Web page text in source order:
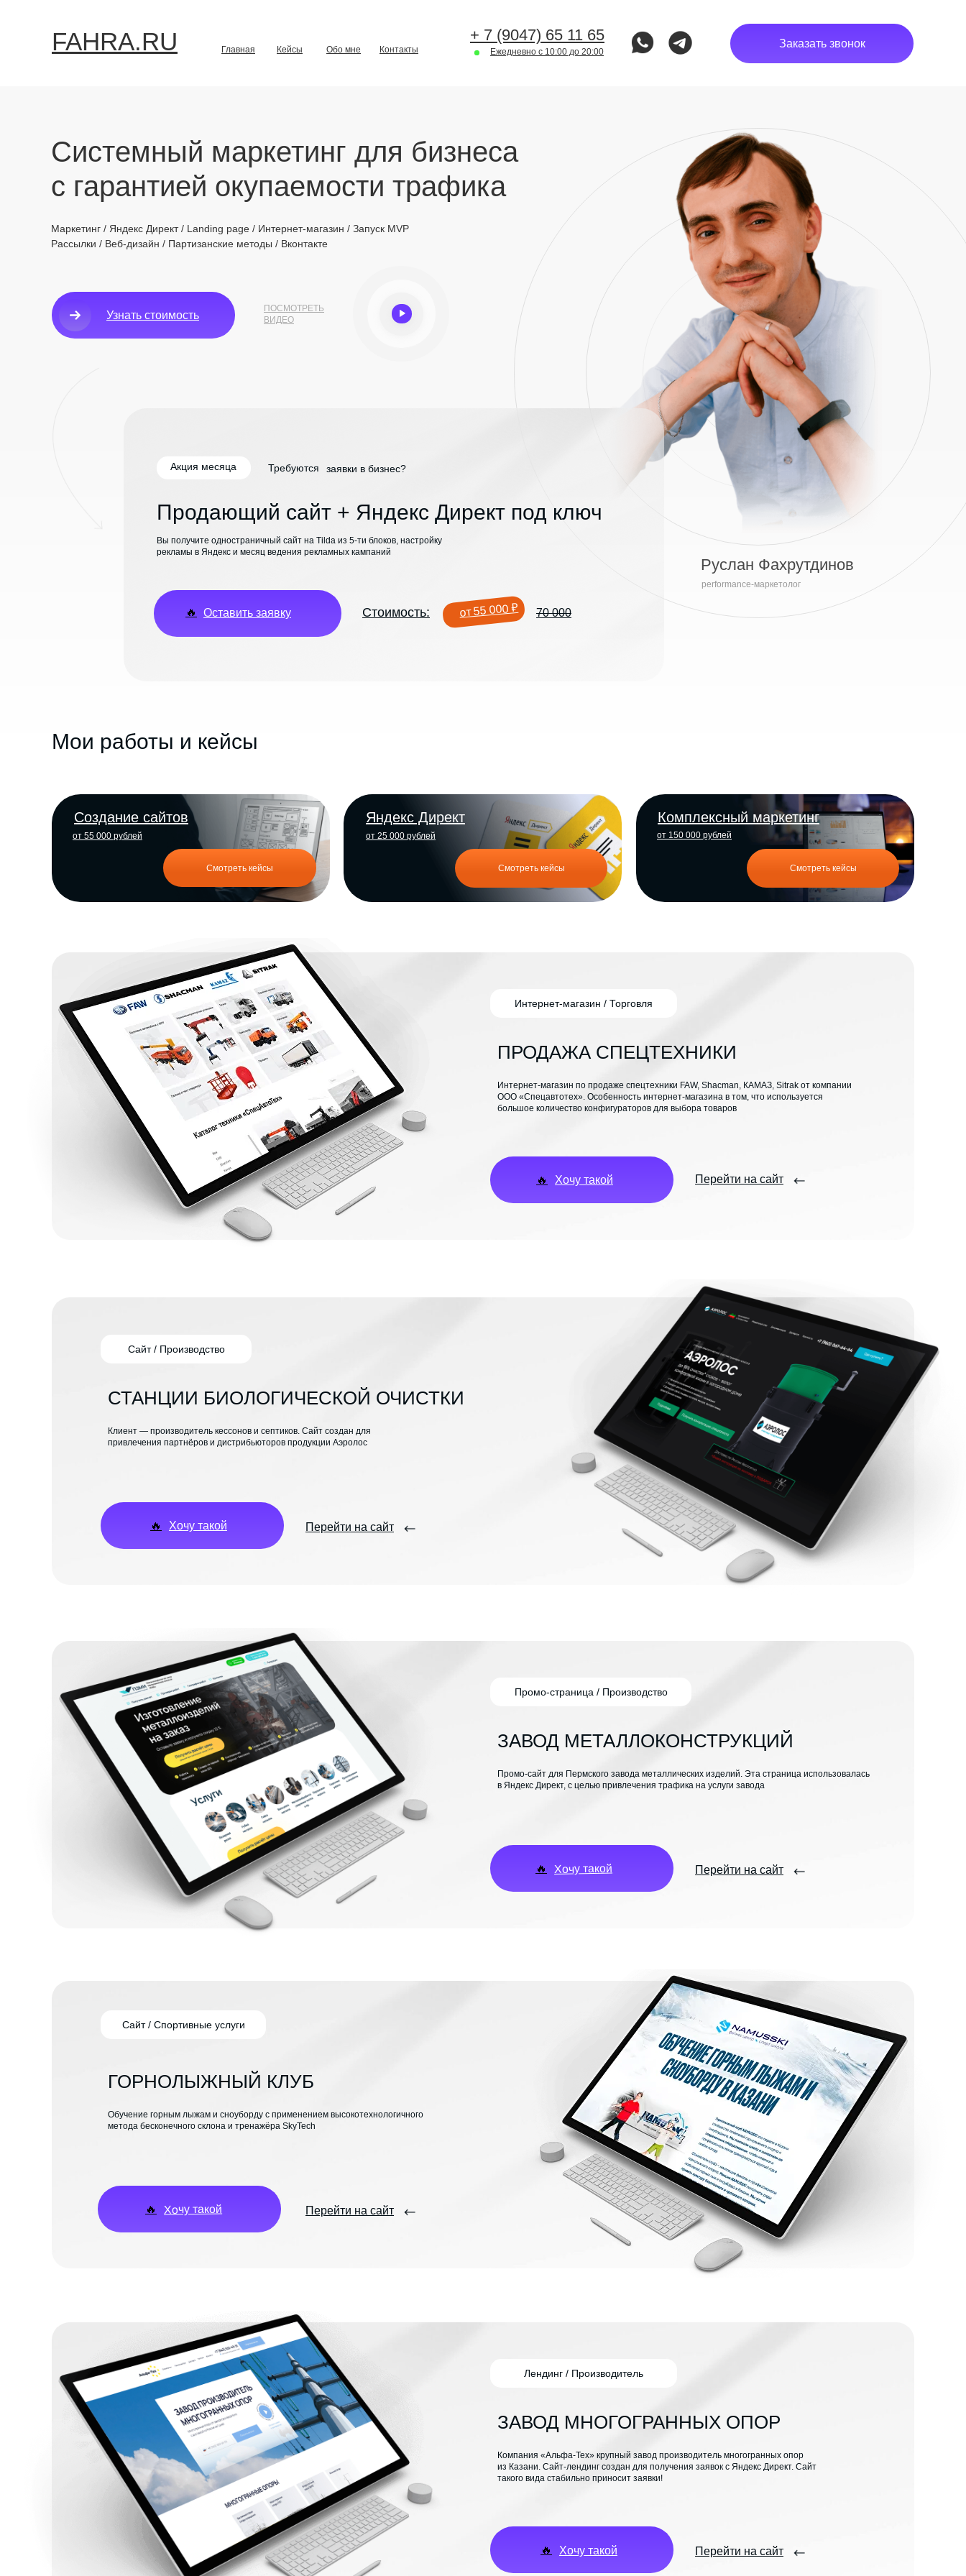
+ 7 (9047) 65 11 65
Ежедневно с 10:00 до 20:00
Главная Обо мне
Кейсы Контакты
FAHRA.RU Заказать звонок
Системный маркетинг для бизнеса
с гарантией окупаемости трафика
Маркетинг / Яндекс Директ / Landing page / Интернет-магазин / Запуск MVP
Рассылки / Веб-дизайн / Партизанские методы / Вконтакте
ПОСМОТРЕТЬ
ВИДЕО
Руслан Фахрутдинов
performance-маркетолог
Узнать стоимость
🔥 Оставить заявку от 55 000 ₽ 70 000
Стоимость:
Вы получите одностраничный сайт на Tilda из 5-ти блоков, настройку
рекламы в Яндекс и месяц ведения рекламных кампаний
Продающий сайт + Яндекс Директ под ключ
Требуются заявки в бизнес?
Акция месяца
Мои работы и кейсы
Яндекс Директ
от 25 000 рублей
Смотреть кейсы
Создание сайтов
от 55 000 рублей
Смотреть кейсы
Комплексный маркетинг
от 150 000 рублей
Смотреть кейсы
ПРОДАЖА СПЕЦТЕХНИКИ
Интернет-магазин по продаже спецтехники FAW, Shacman, КАМАЗ, Sitrak от компании
ООО «Спецавтотех». Особенность интернет-магазина в том, что используется
большое количество конфигураторов для выбора товаров
Интернет-магазин / Торговля
🔥 Хочу такой Перейти на сайт
СТАНЦИИ БИОЛОГИЧЕСКОЙ ОЧИСТКИ
Клиент — производитель кессонов и септиков. Сайт создан для
привлечения партнёров и дистрибьюторов продукции Аэролос
Сайт / Производство
🔥 Хочу такой Перейти на сайт
ЗАВОД МЕТАЛЛОКОНСТРУКЦИЙ
Промо-сайт для Пермского завода металлических изделий. Эта страница использовалась
в Яндекс Директ, с целью привлечения трафика на услуги завода
Промо-страница / Производство
🔥 Хочу такой Перейти на сайт
ГОРНОЛЫЖНЫЙ КЛУБ
Обучение горным лыжам и сноуборду с применением высокотехнологичного
метода бесконечного склона и тренажёра SkyTech
🔥 Хочу такой Перейти на сайт
Сайт / Спортивные услуги
ЗАВОД МНОГОГРАННЫХ ОПОР
Компания «Альфа-Тех» крупный завод производитель многогранных опор
из Казани. Сайт-лендинг создан для получения заявок с Яндекс Директ. Сайт
такого вида стабильно приносит заявки!
Лендинг / Производитель
🔥 Хочу такой Перейти на сайт